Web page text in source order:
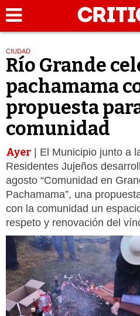
CIUDAD
Río Grande
pachamama
propuesta
comunidad
Ayer | El Municipio junto a
Residentes Jujeños
agosto “Comunidad en
Pachamama”, una
con la comunidad un
respeto y renovación del